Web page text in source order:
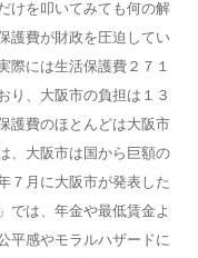
けを叩いてみても何の解
護費が財政を圧迫してい
際には生活保護費２７１
り、大阪市の負担は１３
護費のほとんどは大阪市
、大阪市は国から巨額の
７月に大阪市が発表した
では、年金や最低賃金よ
平感やモラルハザードに